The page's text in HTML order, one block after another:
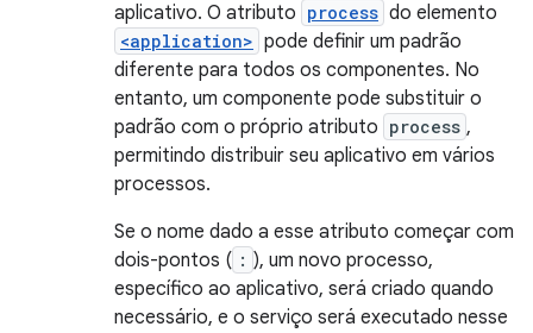
aplicativo. O atributo process do elemento
<application> pode definir um padrão
diferente para todos os componentes. No
entanto, um componente pode substituir o
padrão com o próprio atributo process ,
permitindo distribuir seu aplicativo em vários
processos.
Se o nome dado a esse atributo começar com
dois-pontos ( : ), um novo processo,
específico ao aplicativo, será criado quando
necessário, e o serviço será executado nesse